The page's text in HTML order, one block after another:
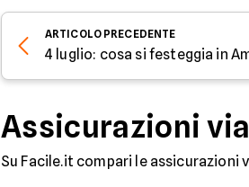
ARTICOLO PRECEDENTE
4 luglio: cosa si festeggia in
Assicurazioni
Su Facile.it compari le assicurazioni